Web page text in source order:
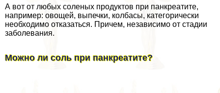
А вот от любых соленых продуктов при панкреатите,
например: овощей, выпечки, колбасы, категорически
необходимо отказаться. Причем, независимо от стадии
заболевания.
Можно ли соль при панкреатите?